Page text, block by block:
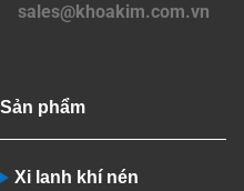
sales@khoakim.com.vn
Sản phẩm
Xi lanh khí nén